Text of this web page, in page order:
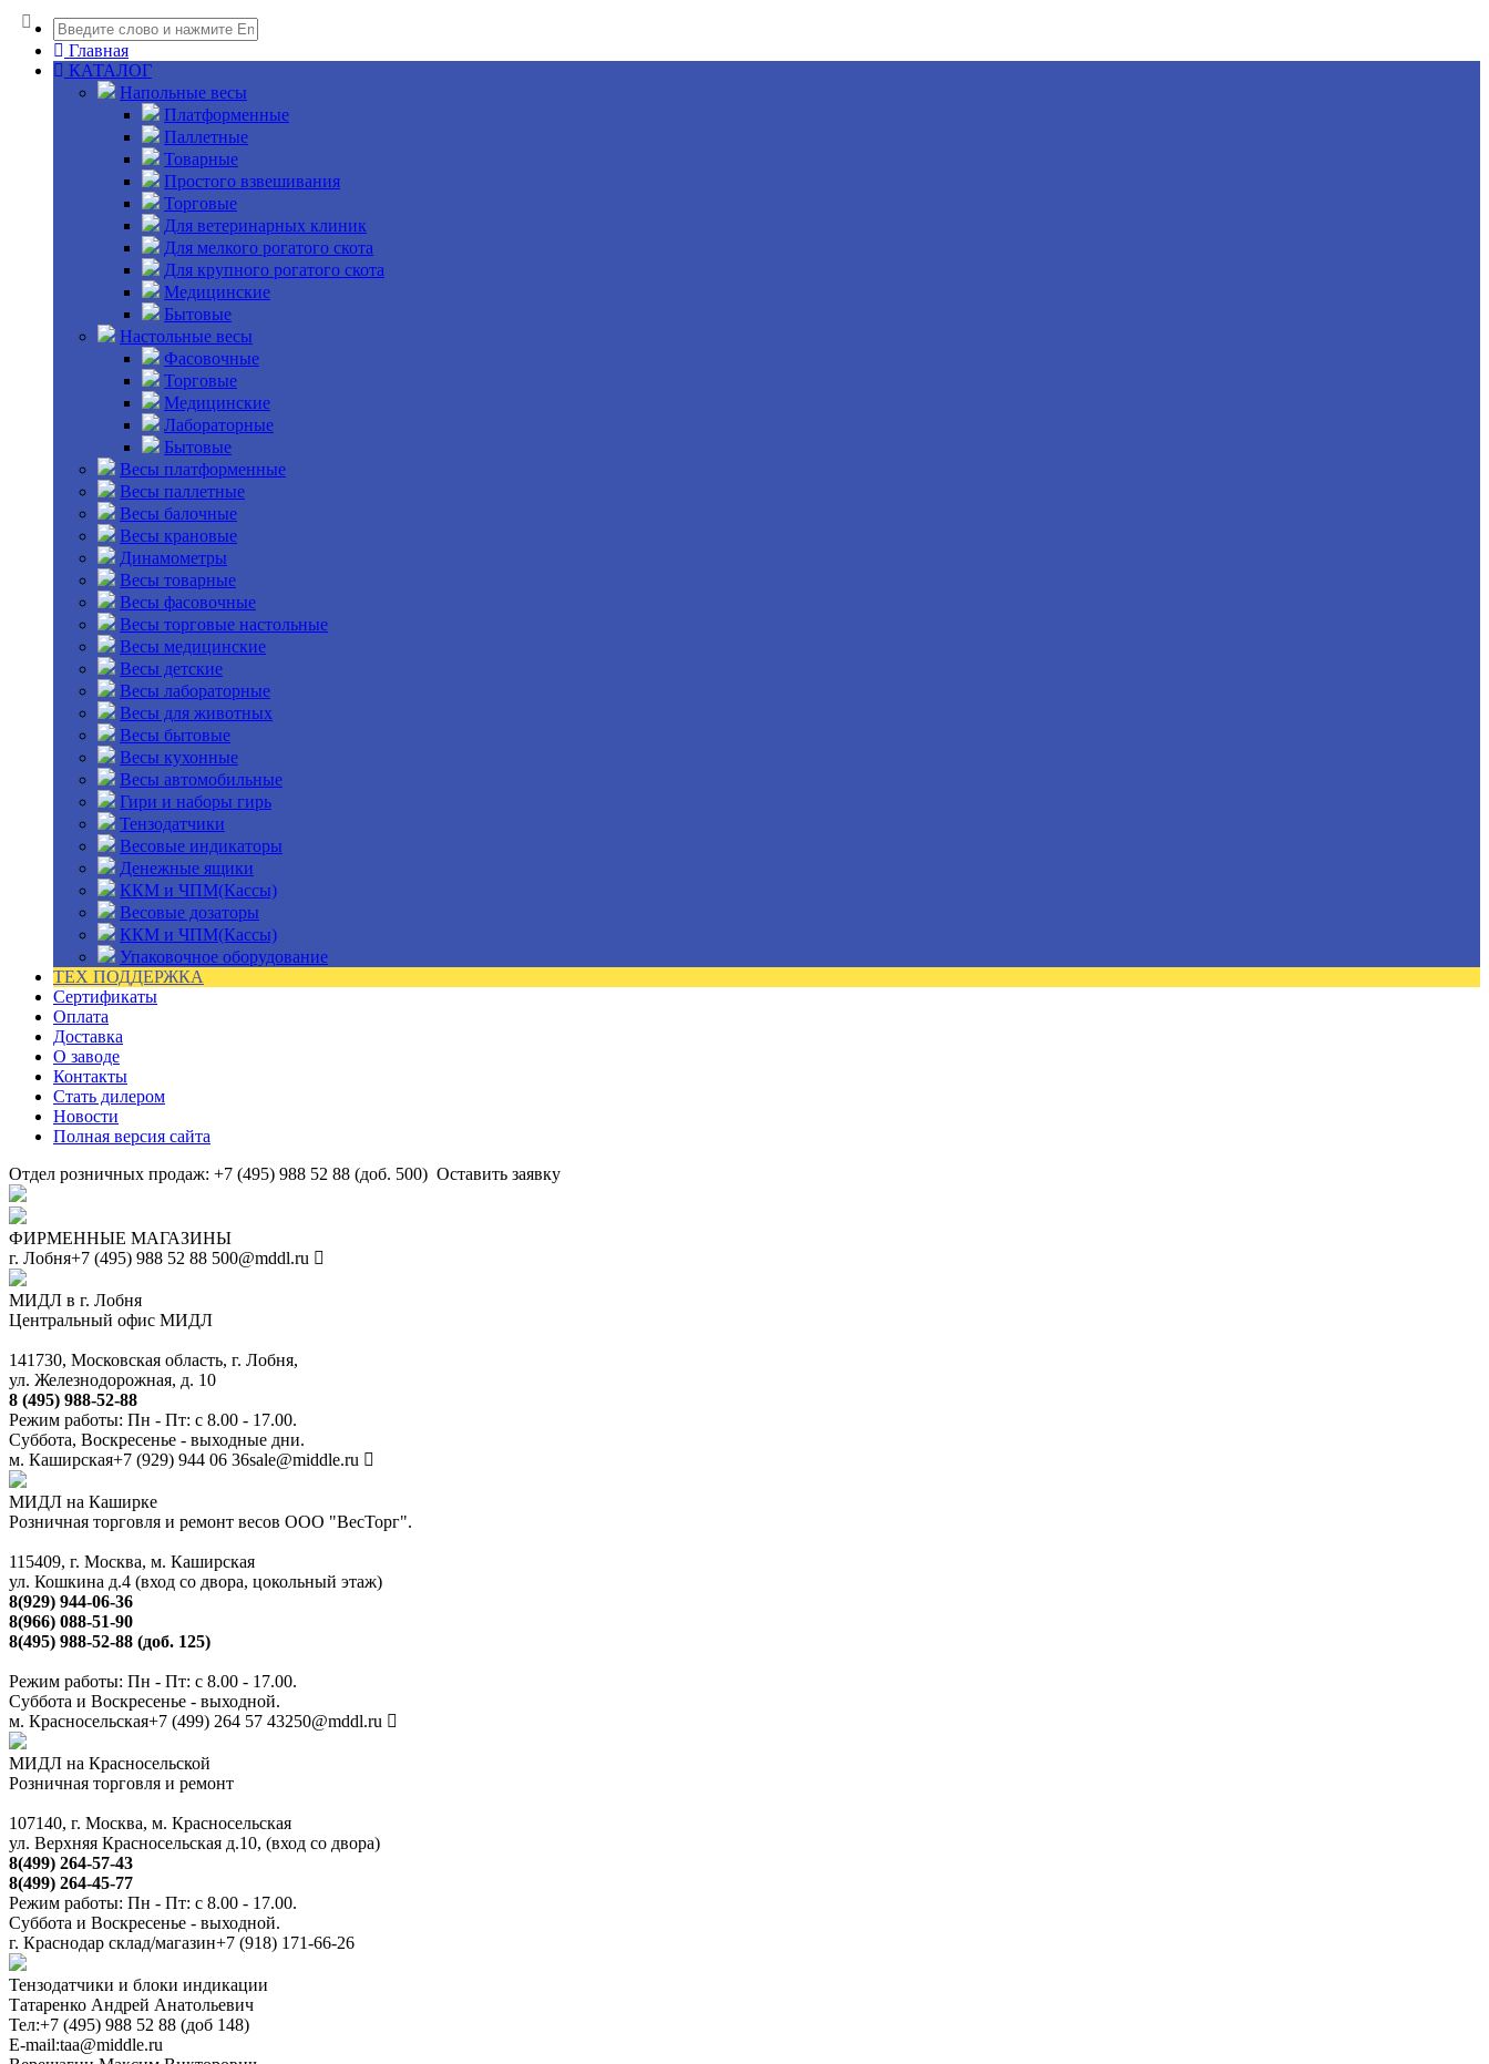
Главная
КАТАЛОГ
Напольные весы
Платформенные
Паллетные
Товарные
Простого взвешивания
Торговые
Для ветеринарных клиник
Для мелкого рогатого скота
Для крупного рогатого скота
Медицинские
Бытовые
Настольные весы
Фасовочные
Торговые
Медицинские
Лабораторные
Бытовые
Весы платформенные
Весы паллетные
Весы балочные
Весы крановые
Динамометры
Весы товарные
Весы фасовочные
Весы торговые настольные
Весы медицинские
Весы детские
Весы лабораторные
Весы для животных
Весы бытовые
Весы кухонные
Весы автомобильные
Гири и наборы гирь
Тензодатчики
Весовые индикаторы
Денежные ящики
ККМ и ЧПМ(Кассы)
Весовые дозаторы
ККМ и ЧПМ(Кассы)
Упаковочное оборудование
ТЕХ ПОДДЕРЖКА
Сертификаты
Оплата
Доставка
О заводе
Контакты
Стать дилером
Новости
Полная версия сайта
Отдел розничных продаж: +7 (495) 988 52 88 (доб. 500) Оставить заявку
ФИРМЕННЫЕ МАГАЗИНЫ
г. Лобня+7 (495) 988 52 88 500@mddl.ru
МИДЛ в г. Лобня
Центральный офис МИДЛ
141730, Московская область, г. Лобня,
ул. Железнодорожная, д. 10
8 (495) 988-52-88
Режим работы: Пн - Пт: с 8.00 - 17.00.
Суббота, Воскресенье - выходные дни.
м. Каширская+7 (929) 944 06 36sale@middle.ru
МИДЛ на Каширке
Розничная торговля и ремонт весов ООО "ВесТорг".
115409, г. Москва, м. Каширская
ул. Кошкина д.4 (вход со двора, цокольный этаж)
8(929) 944-06-36
8(966) 088-51-90
8(495) 988-52-88 (доб. 125)
Режим работы: Пн - Пт: с 8.00 - 17.00.
Суббота и Воскресенье - выходной.
м. Красносельская+7 (499) 264 57 43250@mddl.ru
МИДЛ на Красносельской
Розничная торговля и ремонт
107140, г. Москва, м. Красносельская
ул. Верхняя Красносельская д.10, (вход со двора)
8(499) 264-57-43
8(499) 264-45-77
Режим работы: Пн - Пт: с 8.00 - 17.00.
Суббота и Воскресенье - выходной.
г. Краснодар склад/магазин+7 (918) 171-66-26
Тензодатчики и блоки индикации
Татаренко Андрей Анатольевич
Тел:+7 (495) 988 52 88 (доб 148)
E-mail:taa@middle.ru